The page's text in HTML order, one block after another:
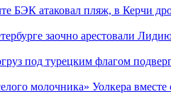
БЭК атаковал пляж, в Керчи
заочно арестовали
под турецким флагом
молочника» Уолкера